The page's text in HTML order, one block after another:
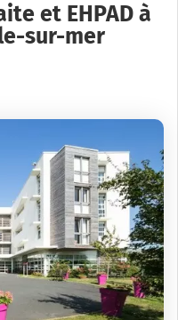
et EHPAD à
sur-mer